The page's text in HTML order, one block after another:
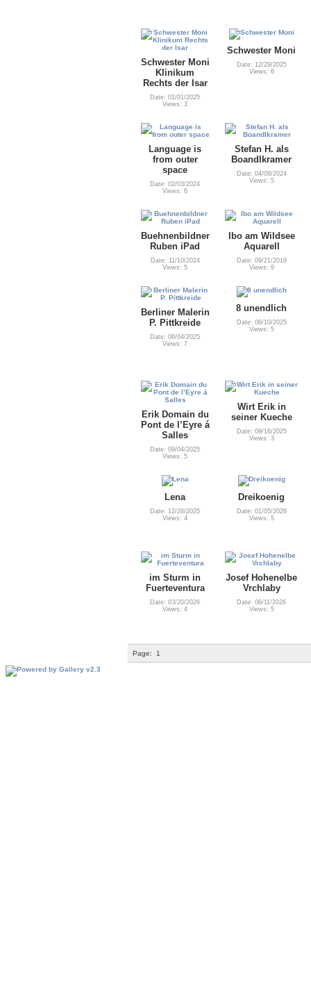
Schwester Moni
Klinikum
Rechts der Isar
Date: 01/01/2025
Views: 3
Schwester Moni
Date: 12/29/2025
Views: 6
Language is
from outer
space
Date: 02/03/2024
Views: 6
Stefan H. als
Boandlkramer
Date: 04/08/2024
Views: 5
Buehnenbildner
Ruben iPad
Date: 11/10/2024
Views: 5
Ibo am Wildsee
Aquarell
Date: 09/21/2019
Views: 9
Berliner Malerin
P. Pittkreide
Date: 06/04/2025
Views: 7
8 unendlich
Date: 06/10/2025
Views: 5
Erik Domain du
Pont de l’Eyre á
Salles
Date: 09/04/2025
Views: 5
Wirt Erik in
seiner Kueche
Date: 09/16/2025
Views: 3
Lena
Date: 12/26/2025
Views: 4
Dreikoenig
Date: 01/05/2026
Views: 5
im Sturm in
Fuerteventura
Date: 03/20/2026
Views: 4
Josef Hohenelbe
Vrchlaby
Date: 06/11/2026
Views: 5
Page: 1